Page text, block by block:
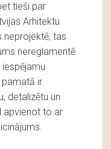
tieši par
Arhitektu
neprojektē, tas
nereglamentē
pamatā ir
detalizētu un
apvienot to ar